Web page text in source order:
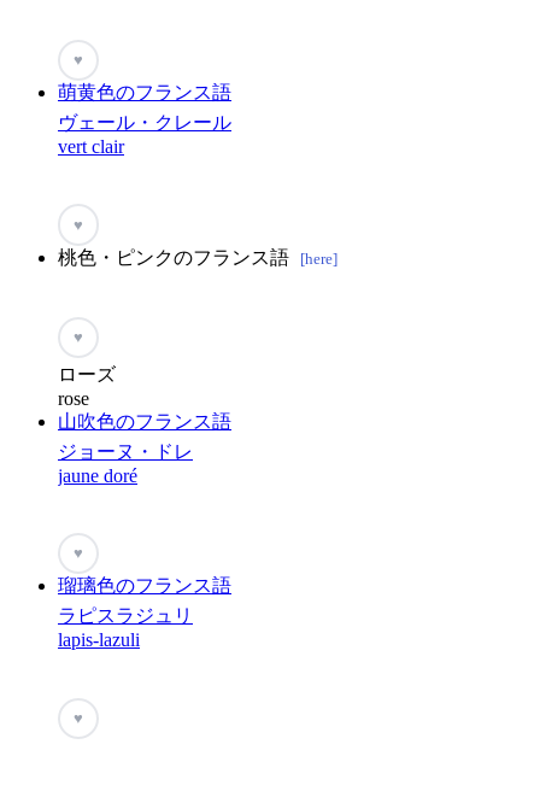
♥
萌黄色のフランス語
ヴェール・クレール
vert clair
♥
桃色・ピンクのフランス語 [here]
♥
ローズ
rose
山吹色のフランス語
ジョーヌ・ドレ
jaune doré
♥
瑠璃色のフランス語
ラピスラジュリ
lapis-lazuli
♥